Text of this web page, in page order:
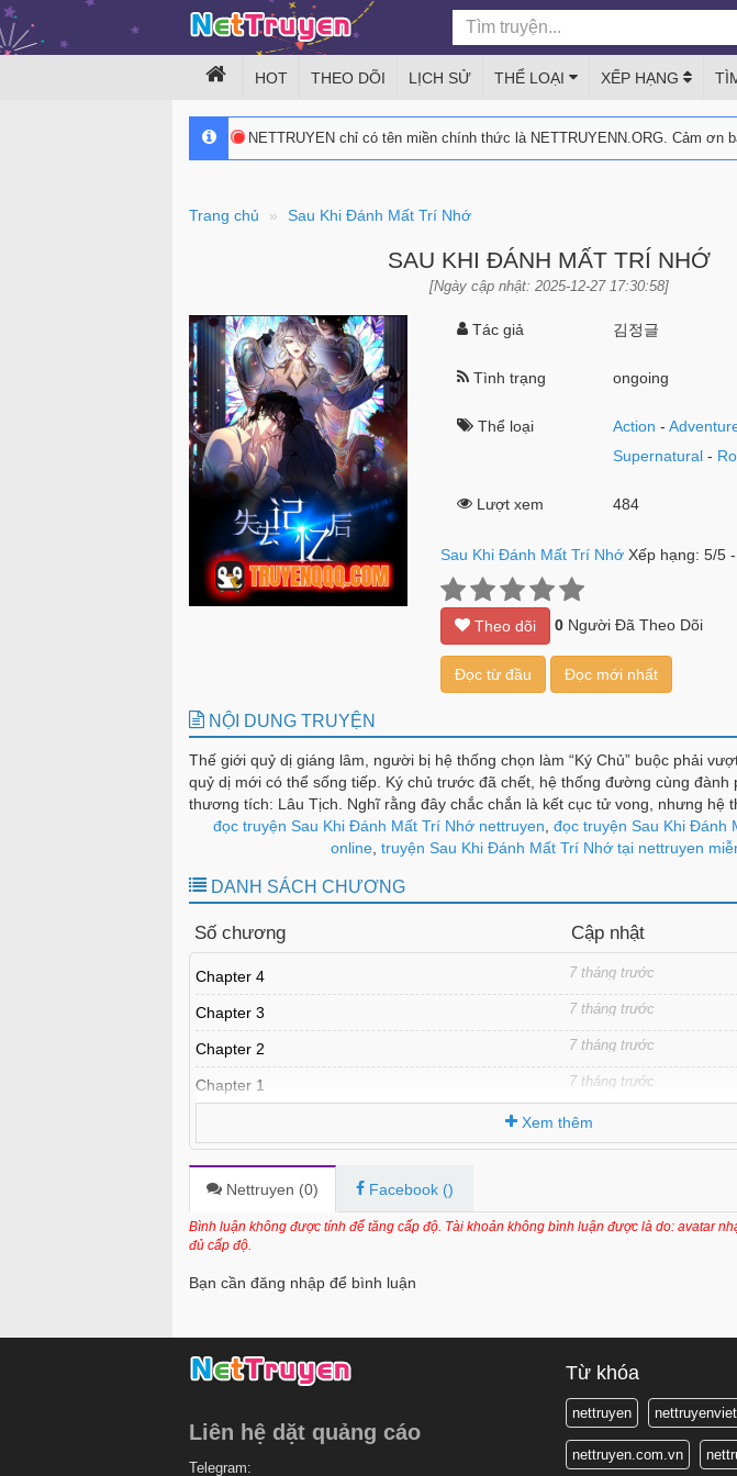
HOT THEO DÕI LỊCH SỬ THỂ LOẠI XẾP HẠNG
NETTRUYEN chỉ có tên miền chính thức là NETTRUYENN.ORG. Cảm ơn
Trang chủ Sau Khi Đánh Mất Trí Nhớ
SAU KHI ĐÁNH MẤT TRÍ NHỚ
[Ngày cập nhật: 2025-12-27 17:30:58]
Tác giả 김정글
Tình trạng ongoing
Thể loại Action -
Supernatural -
Lượt xem 484
Sau Khi Đánh Mất Trí Nhớ Xếp hạng: 5/5-
Theo dõi 0Người Đã Theo Dõi
Đọc từ đầu Đọc mới nhất
NỘI DUNG TRUYỆN
Thế giới quỷ dị giáng lâm, người bị hệ thống chọn làm “Ký Chủ” buộc phải
quỷ dị mới có thể sống tiếp. Ký chủ trước đã chết, hệ thống đường cùng đành
thương tích: Lâu Tịch. Nghĩ rằng đây chắc chắn là kết cục tử vong, nhưng hệ
bị thương mất trí nhớ này… mạnh đến mức dị thường. Để lấy lại ký ức, Lâu
giới quỷ dị, thần cản giết thần, Phật cản giết Phật. Là ai đã đánh trọng thương
đọc truyện Sau Khi Đánh Mất Trí Nhớ nettruyen đọc truyện Sau Khi Đánh
online, truyện Sau Khi Đánh Mất Trí Nhớ tại nettruyen
DANH SÁCH CHƯƠNG
Số chương Cập nhật
Chapter 4 7 tháng trước
Chapter 3 7 tháng trước
Chapter 2 7 tháng trước
Chapter 1 7 tháng trước
Xem thêm
Nettruyen (0) Facebook ()
Bình luận không được tính để tăng cấp độ. Tài khoản không bình luận được là do: avatar
đủ cấp độ.
Bạn cần đăng nhập để bình luận
Liên hệ dặt quảng cáo
Telegram:
Từ khóa
nettruyen nettruyenviet
nettruyen.com.vn